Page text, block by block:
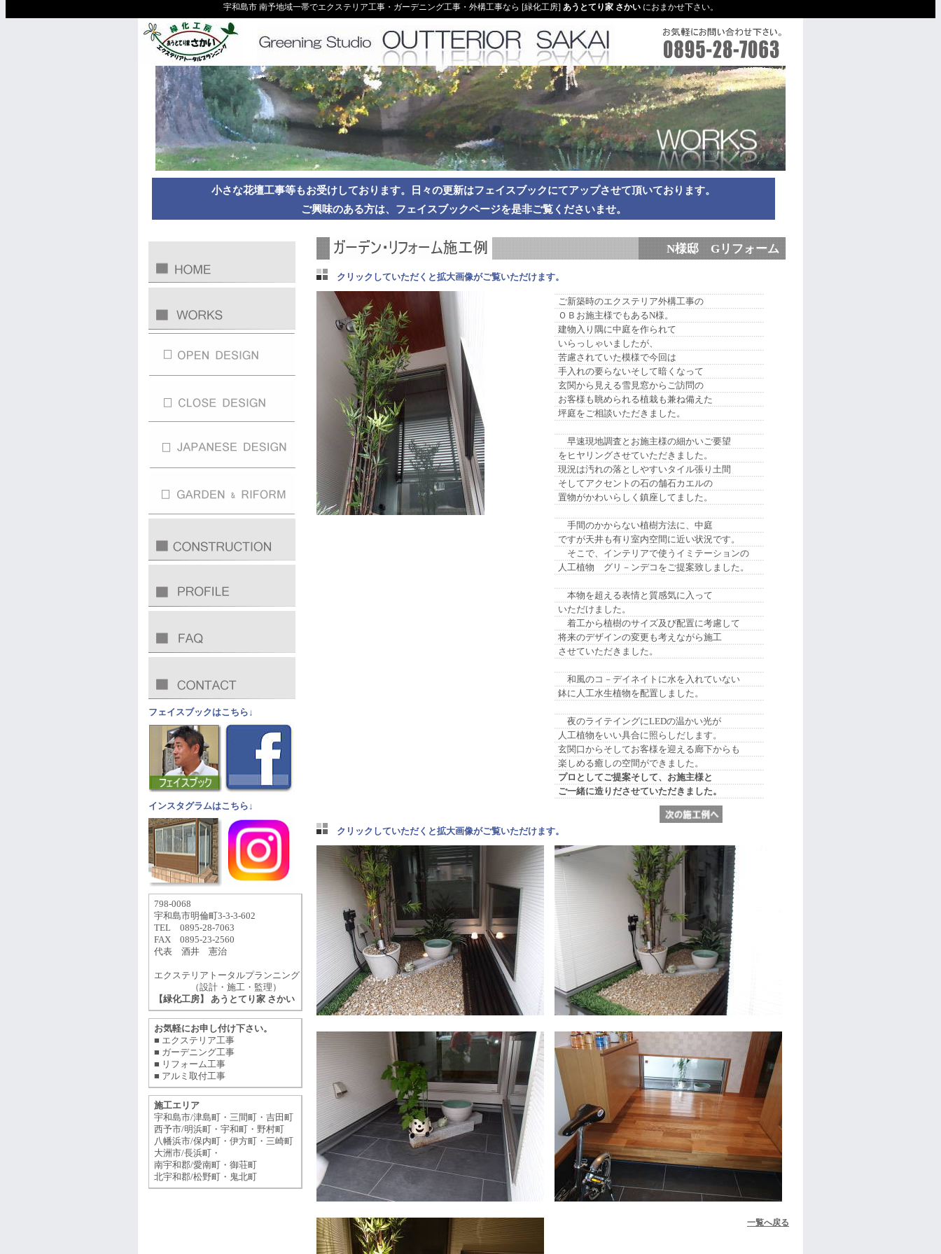
宇和島市 南予地域一帯でエクステリア工事・ガーデニング工事・外構工事なら [緑化工房] あうとてり家 さかいにおまかせ下さい。
小さな花壇工事等もお受けしております。日々の更新はフェイスブックにてアップさせて頂いております。
ご興味のある方は、フェイスブックページを是非ご覧くださいませ。
フェイスブックはこちら↓
インスタグラムはこちら↓
798-0068
宇和島市明倫町3-3-3-602
TEL 0895-28-7063
FAX 0895-23-2560
代表 酒井 憲治
エクステリアトータルプランニング
（設計・施工・監理）
【緑化工房】 あうとてり家 さかい
お気軽にお申し付け下さい。
■ エクステリア工事
■ ガーデニング工事
■ リフォーム工事
■ アルミ取付工事
施工エリア
宇和島市/津島町・三間町・吉田町
西予市/明浜町・宇和町・野村町
八幡浜市/保内町・伊方町・三崎町
大洲市/長浜町・
南宇和郡/愛南町・御荘町
北宇和郡/松野町・鬼北町
N様邸 Gリフォーム
クリックしていただくと拡大画像がご覧いただけます。
ご新築時のエクステリア外構工事の
ＯＢお施主様でもあるN様。
建物入り隅に中庭を作られて
いらっしゃいましたが、
苦慮されていた模様で今回は
手入れの要らないそして暗くなって
玄関から見える雪見窓からご訪問の
お客様も眺められる植栽も兼ね備えた
坪庭をご相談いただきました。
早速現地調査とお施主様の細かいご要望
をヒヤリングさせていただきました。
現況は汚れの落としやすいタイル張り土間
そしてアクセントの石の舗石カエルの
置物がかわいらしく鎮座してました。
手間のかからない植樹方法に、中庭
ですが天井も有り室内空間に近い状況です。
そこで、インテリアで使うイミテーションの
人工植物 グリ－ンデコをご提案致しました。
本物を超える表情と質感気に入って
いただけました。
着工から植樹のサイズ及び配置に考慮して
将来のデザインの変更も考えながら施工
させていただきました。
和風のコ－デイネイトに水を入れていない
鉢に人工水生植物を配置しました。
夜のライテイングにLEDの温かい光が
人工植物をいい具合に照らしだします。
玄関口からそしてお客様を迎える廊下からも
楽しめる癒しの空間ができました。
プロとしてご提案そして、お施主様と
ご一緒に造りださせていただきました。
クリックしていただくと拡大画像がご覧いただけます。
一覧へ戻る